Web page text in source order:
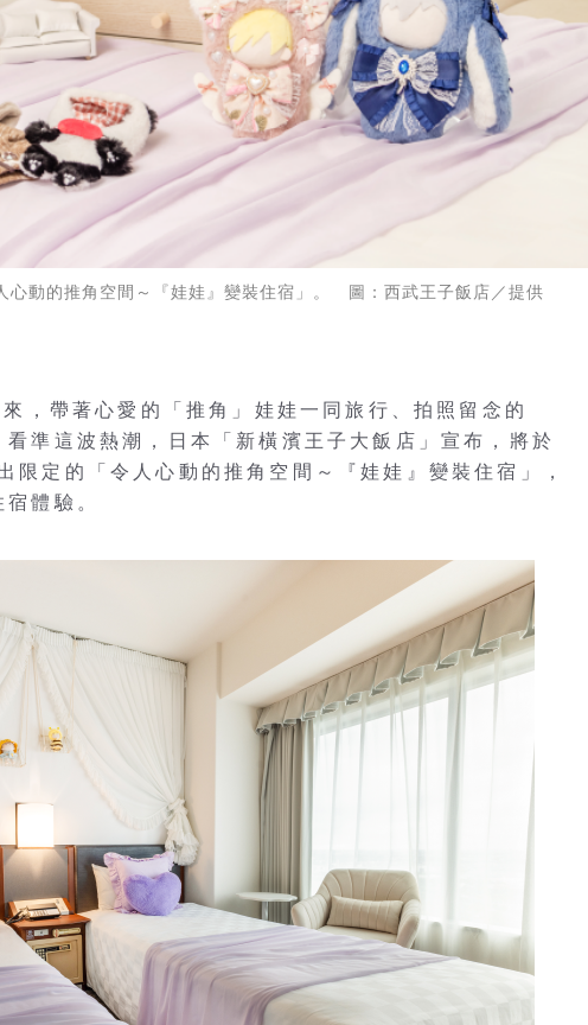
心動的推角空間～『娃娃』變裝住宿」。 圖：西武王子飯店／提供
，帶著心愛的「推角」娃娃一同旅行、拍照留念的
看準這波熱潮，日本「新橫濱王子大飯店」宣布，將於
定的「令人心動的推角空間～『娃娃』變裝住宿」，
體驗。